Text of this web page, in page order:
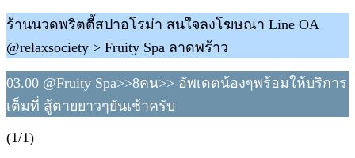
ร้านนวดพริตตี้สปาอโรม่า สนใจลงโฆษณา Line OA
@relaxsociety > Fruity Spa ลาดพร้าว
03.00 @Fruity Spa>>8คน>> อัพเดตน้องๆพร้อมให้บริการ
เต็มที่ สู้ตายยาวๆยันเช้าครับ
(1/1)